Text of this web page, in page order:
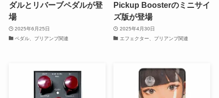
ダルとリバーブペダルが登
場
2025年6月25日
ペダル、プリアンプ関連
Pickup Boosterのミニサイ
ズ版が登場
2025年4月30日
エフェクター、プリアンプ関連